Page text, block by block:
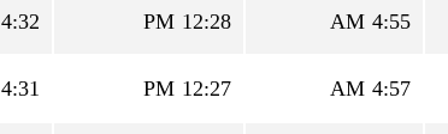
4:55 AM
12:28 PM
4:32 PM
4:57 AM
12:27 PM
4:31 PM